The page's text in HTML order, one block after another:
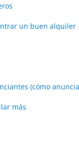
un buen alquiler
(cómo
más